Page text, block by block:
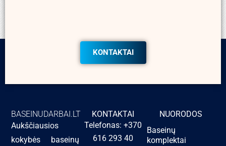
KONTAKTAI
BASEINUDARBAI.LT
Aukščiausios
kokybės baseinų
KONTAKTAI
Telefonas: +370
616 293 40
NUORODOS
Baseinų
komplektai